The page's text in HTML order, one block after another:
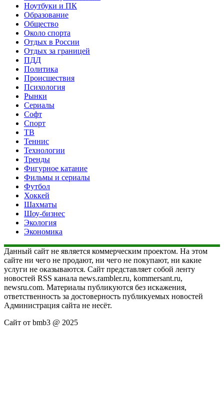
Ноутбуки и ПК
Образование
Общество
Около спорта
Отдых в России
Отдых за границей
ПДД
Политика
Происшествия
Психология
Рынки
Сериалы
Софт
Спорт
ТВ
Теннис
Технологии
Тренды
Фигурное катание
Фильмы и сериалы
Футбол
Хоккей
Шахматы
Шоу-бизнес
Экология
Экономика
Данный сайт не является коммерческим проектом. На этом
сайте ни чего не продают, ни чего не покупают, ни какие
услуги не оказываются. Сайт представляет собой ленту
новостей RSS канала news.rambler.ru, kommersant.ru,
newsru.com. Материалы публикуются без искажения,
ответственность за достоверность публикуемых новостей
Администрация сайта не несёт.
Сайт от bmb3 @ 2025